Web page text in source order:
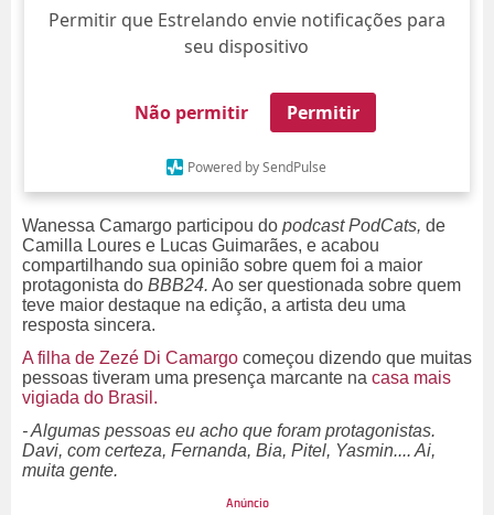
Permitir que Estrelando envie notificações para
seu dispositivo
Não permitir Permitir
Powered by SendPulse
Wanessa Camargo participou do podcast PodCats, de
Camilla Loures e Lucas Guimarães, e acabou
compartilhando sua opinião sobre quem foi a maior
protagonista do BBB24. Ao ser questionada sobre quem
teve maior destaque na edição, a artista deu uma
resposta sincera.
A filha de Zezé Di Camargo começou dizendo que muitas
pessoas tiveram uma presença marcante na casa mais
vigiada do Brasil.
- Algumas pessoas eu acho que foram protagonistas.
Davi, com certeza, Fernanda, Bia, Pitel, Yasmin.... Ai,
muita gente.